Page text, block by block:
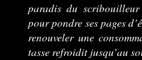
paradis du
pour pondre ses pages
renouveler une
tasse refroidit jusqu’au